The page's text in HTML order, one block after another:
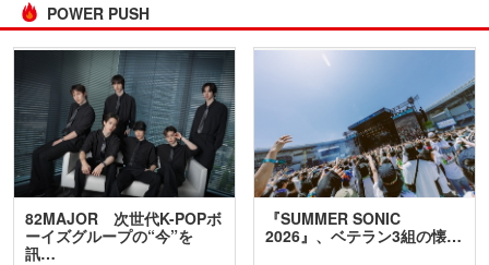
POWER PUSH
82MAJOR 次世代K-POPボ
ーイズグループの“今”を
訊…
『SUMMER SONIC
2026』、ベテラン3組の懐…